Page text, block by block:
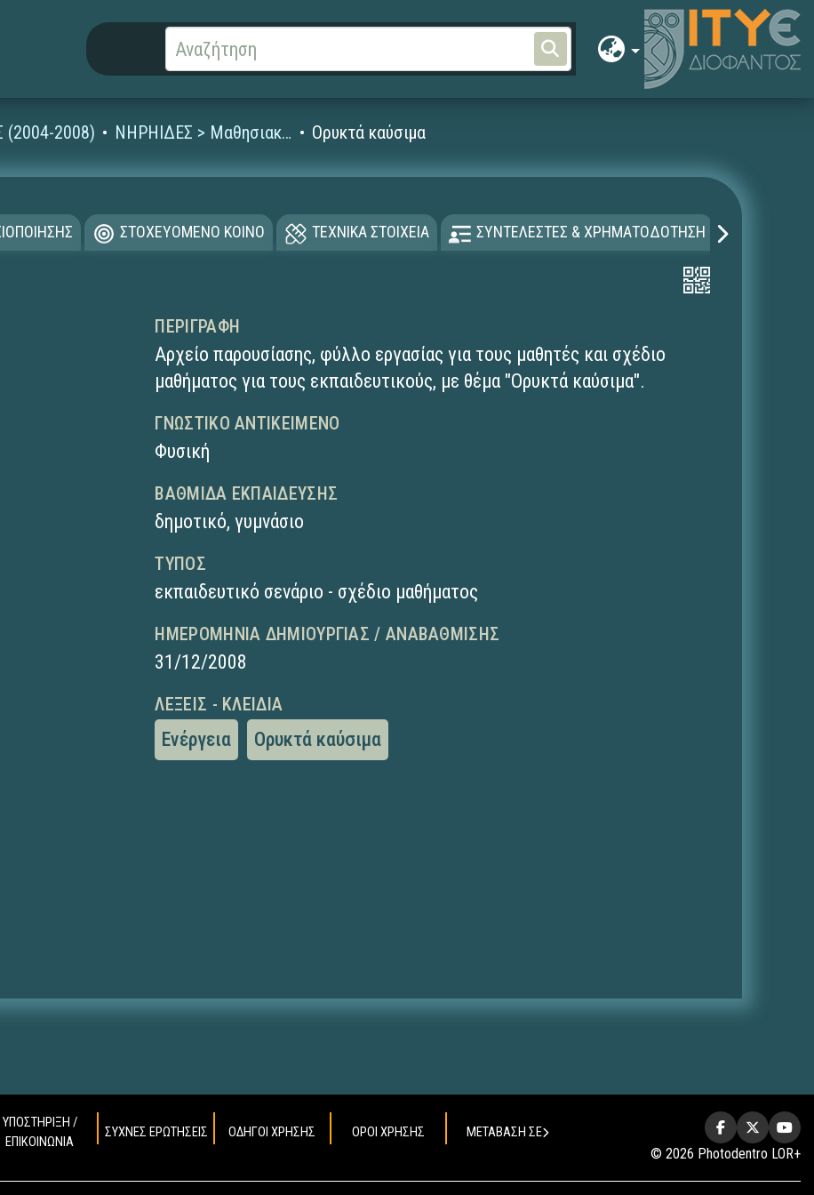
(2004-2008) ΝΗΡΗΙΔΕΣ > Μαθησιακά Αντικείμενα Ορυκτά καύσιμα
ΣΤΟΧΕΥΟΜΕΝΟ ΚΟΙΝΟ ΤΕΧΝΙΚΑ ΣΤΟΙΧΕΙΑ ΣΥΝΤΕΛΕΣΤΕΣ & ΧΡΗΜΑΤΟΔΟΤΗΣΗ
ΠΕΡΙΓΡΑΦΉ
Αρχείο παρουσίασης, φύλλο εργασίας για τους μαθητές και σχέδιο
μαθήματος για τους εκπαιδευτικούς, με θέμα "Ορυκτά καύσιμα".
ΓΝΩΣΤΙΚΌ ΑΝΤΙΚΕΊΜΕΝΟ
Φυσική
ΒΑΘΜΊΔΑ ΕΚΠΑΊΔΕΥΣΗΣ
δημοτικό,γυμνάσιο
ΤΎΠΟΣ
εκπαιδευτικό σενάριο - σχέδιο μαθήματος
ΗΜΕΡΟΜΗΝΊΑ ΔΗΜΙΟΥΡΓΊΑΣ / ΑΝΑΒΆΘΜΙΣΗΣ
31/12/2008
ΛΈΞΕΙΣ - ΚΛΕΙΔΙΆ
Ενέργεια Ορυκτά καύσιμα
ΥΠΟΣΤΗΡΙΞΗ /
ΕΠΙΚΟΙΝΩΝΙΑ
ΣΥΧΝΕΣ ΕΡΩΤΗΣΕΙΣ ΟΔΗΓΟΙ ΧΡΗΣΗΣ ΟΡΟΙ ΧΡΗΣΗΣ ΜΕΤΑΒΑΣΗ ΣΕ
© 2026 Photodentro LOR+